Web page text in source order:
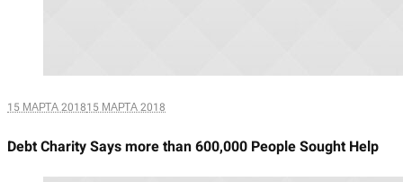
15 МАРТА 201815 МАРТА 2018
Debt Charity Says more than 600,000 People Sought Help